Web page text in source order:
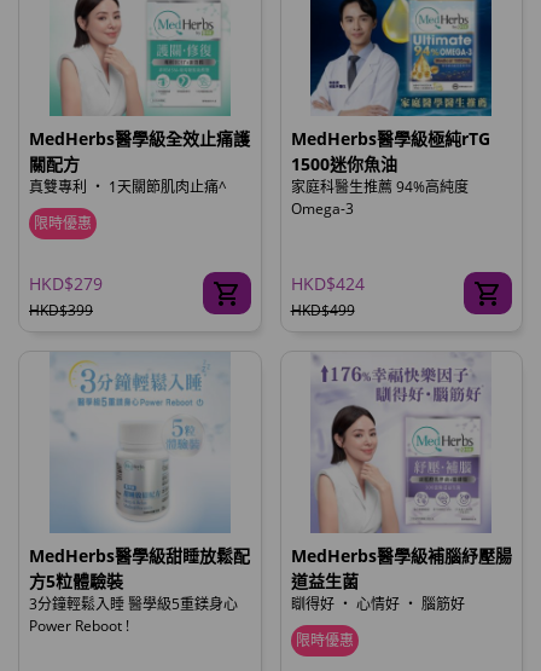
MedHerbs醫學級全效止痛護
關配方
真雙專利 ‧ 1天關節肌肉止痛^
限時優惠
HKD$279
HKD$399
MedHerbs醫學級極純rTG
1500迷你魚油
家庭科醫生推薦 94%高純度
Omega-3
HKD$424
HKD$499
MedHerbs醫學級甜睡放鬆配
方5粒體驗裝
3分鐘輕鬆入睡 醫學級5重鎂身心
Power Reboot !
MedHerbs醫學級補腦紓壓腸
道益生菌
瞓得好 ‧ 心情好 ‧ 腦筋好
限時優惠